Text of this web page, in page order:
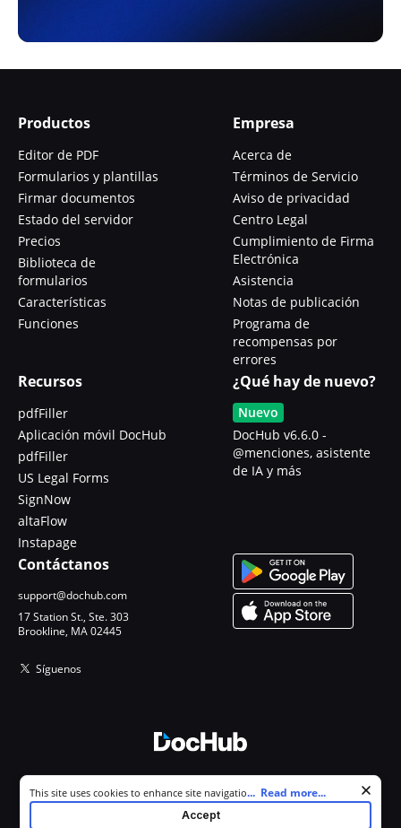
Productos
Editor de PDF
Formularios y plantillas
Firmar documentos
Estado del servidor
Precios
Biblioteca de
formularios
Características
Funciones
Empresa
Acerca de
Términos de Servicio
Aviso de privacidad
Centro Legal
Cumplimiento de Firma
Electrónica
Asistencia
Notas de publicación
Programa de
recompensas por
errores
Recursos
pdfFiller
Aplicación móvil DocHub
pdfFiller
US Legal Forms
SignNow
altaFlow
Instapage
¿Qué hay de nuevo?
Nuevo
DocHub v6.6.0 -
@menciones, asistente
de IA y más
Contáctanos
support@dochub.com
17 Station St., Ste. 303
Brookline, MA 02445
Síguenos
Todos los derechos reservados.
Cookie consent notice
This site uses cookies to enhance site navigation and personalize
your experience. By using this site you agree to our use of cookies as
described in our
. You can modify your selections by
... Read more...
Accept